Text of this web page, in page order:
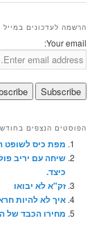
הרשמה לעדכונים במייל
Your email:
הפוסטים הנצפים
מפת כיס לשופט
שיחה עם יריב
כיצד.
זק"א לא יבואו
איך לא להיות
מחירו הכבד של